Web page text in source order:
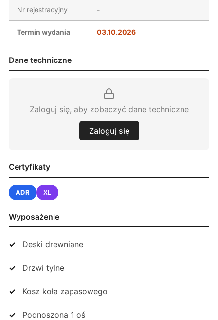
Nr rejestracyjny -
Termin wydania 03.10.2026
Dane techniczne
Zaloguj się, aby zobaczyć dane techniczne
Zaloguj się
Certyfikaty
ADR XL
Wyposażenie
Deski drewniane
Drzwi tylne
Kosz koła zapasowego
Podnoszona 1 oś